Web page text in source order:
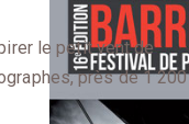
le petit vent de
près de 1 200